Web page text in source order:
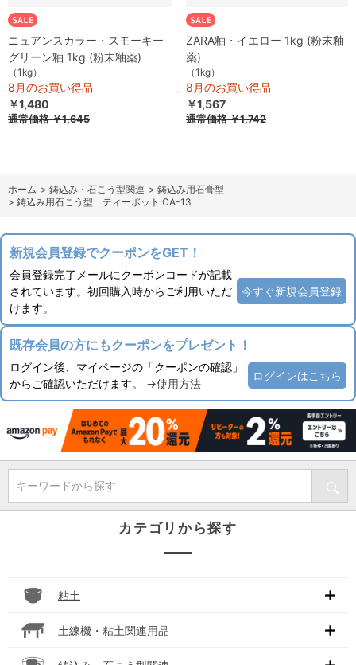
ニュアンスカラー・スモーキー
グリーン釉 1kg (粉末釉薬)
（1kg）
8月のお買い得品
￥1,480
通常価格￥1,645
ZARA釉・イエロー 1kg (粉末釉
薬)
（1kg）
8月のお買い得品
￥1,567
通常価格￥1,742
ホーム > 鋳込み・石こう型関連 > 鋳込み用石膏型
> 鋳込み用石こう型 ティーポット CA-13
新規会員登録でクーポンをGET！
会員登録完了メールにクーポンコードが記載
されています。初回購入時からご利用いただ
けます。
今すぐ新規会員登録
既存会員の方にもクーポンをプレゼント！
ログイン後、マイページの「クーポンの確認」
からご確認いただけます。 →使用方法
ログインはこちら
キーワードから探す
カテゴリから探す
粘土
土練機・粘土関連用品